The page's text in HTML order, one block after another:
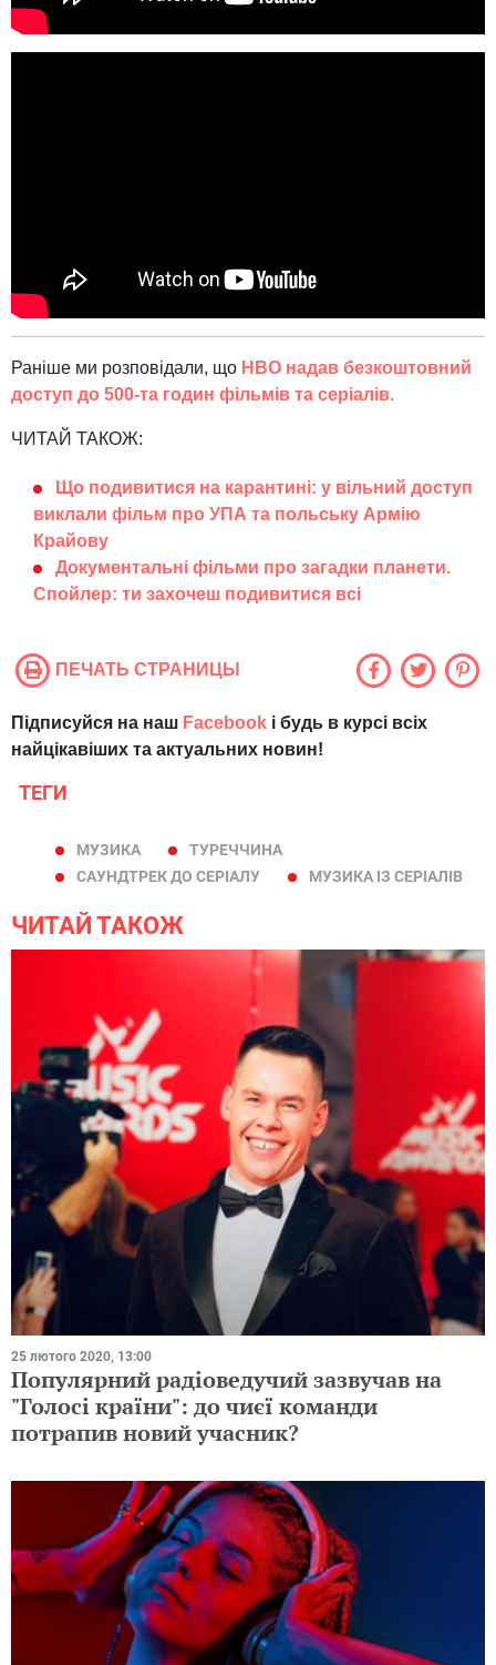
Раніше ми розповідали, що HBO надав безкоштовний
доступ до 500-та годин фільмів та серіалів.
ЧИТАЙ ТАКОЖ:
Що подивитися на карантині: у вільний доступ
виклали фільм про УПА та польську Армію
Крайову
Документальні фільми про загадки планети.
Спойлер: ти захочеш подивитися всі
ПЕЧАТЬ СТРАНИЦЫ
Підписуйся на наш Facebook і будь в курсі всіх
найцікавіших та актуальних новин!
ТЕГИ
МУЗИКА
ТУРЕЧЧИНА
САУНДТРЕК ДО СЕРІАЛУ
МУЗИКА ІЗ СЕРІАЛІВ
ЧИТАЙ ТАКОЖ
25 лютого 2020, 13:00
Популярний радіоведучий зазвучав на
"Голосі країни": до чиєї команди
потрапив новий учасник?